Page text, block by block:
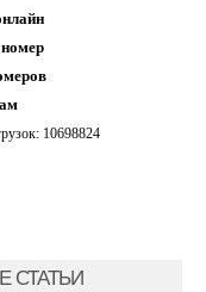
10698824
СТАТЬИ